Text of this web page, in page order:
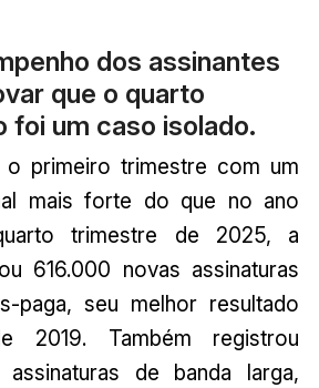
dos assinantes
que o quarto
foi um caso isolado.
o primeiro trimestre com um
mais forte do que no ano
trimestre de 2025, a
616.000 novas assinaturas
paga, seu melhor resultado
2019. Também registrou
de banda larga,